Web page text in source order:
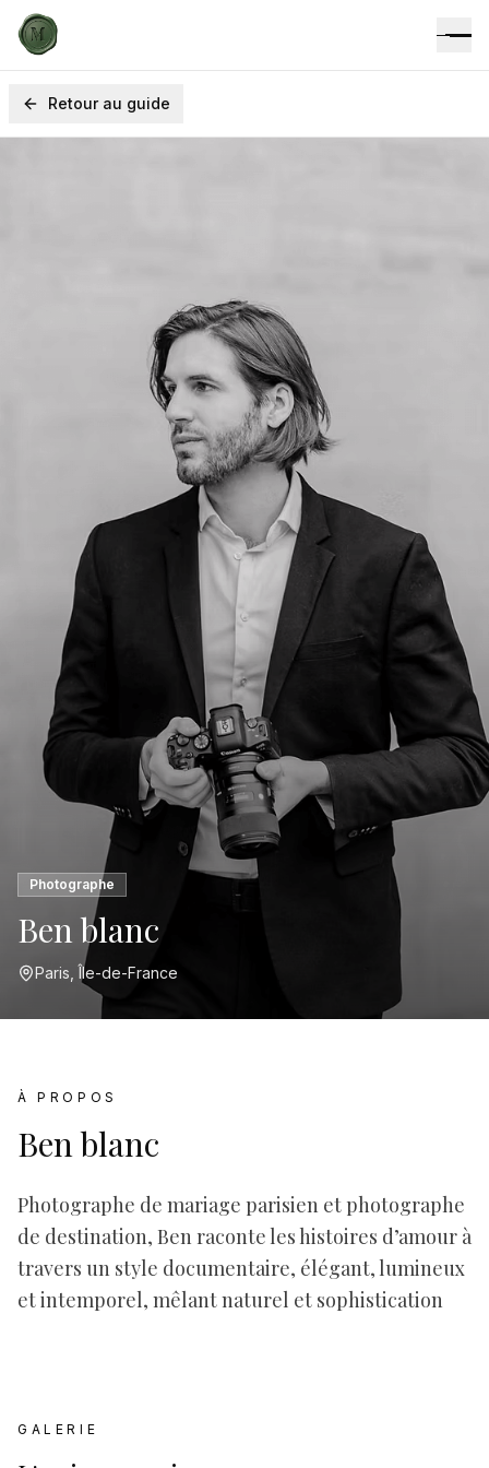
Retour au guide
Photographe
Ben blanc
Paris, Île-de-France
À PROPOS
Ben blanc
Photographe de mariage parisien et photographe
de destination, Ben raconte les histoires d’amour à
travers un style documentaire, élégant, lumineux
et intemporel, mêlant naturel et sophistication
GALERIE